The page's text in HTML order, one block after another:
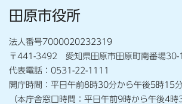
田原市役所
法人番号7000020232319
〒441-3492 愛知県田原市田原町南番場30-1
代表電話：0531-22-1111
開庁時間：平日午前8時30分から午後5時15
（本庁舎窓口時間：平日午前9時から午後4時